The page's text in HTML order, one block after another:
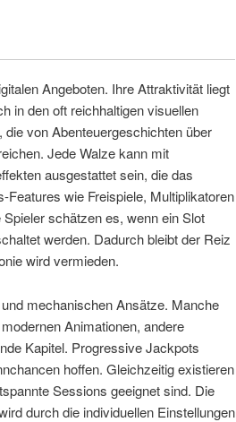
Angeboten. Ihre Attraktivität liegt
in den oft reichhaltigen visuellen
von Abenteuergeschichten über
Jede Walze kann mit
ausgestattet sein, die das
wie Freispiele, Multiplikatoren
schätzen es, wenn ein Slot
werden. Dadurch bleibt der Reiz
wird vermieden.
mechanischen Ansätze. Manche
Animationen, andere
Kapitel. Progressive Jackpots
hoffen. Gleichzeitig existieren
Sessions geeignet sind. Die
durch die individuellen Einstellungen